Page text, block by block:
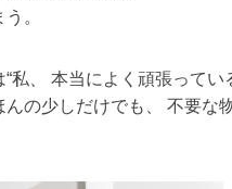
。
私、 本当によく頑張ってい
の少しだけでも、 不要な